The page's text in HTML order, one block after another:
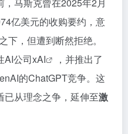
亿美元的收购要约，意
下，但遭到断然拒绝。
AI公司xAI
，并推出了
的ChatGPT竞争。这
从理念之争，延伸至激